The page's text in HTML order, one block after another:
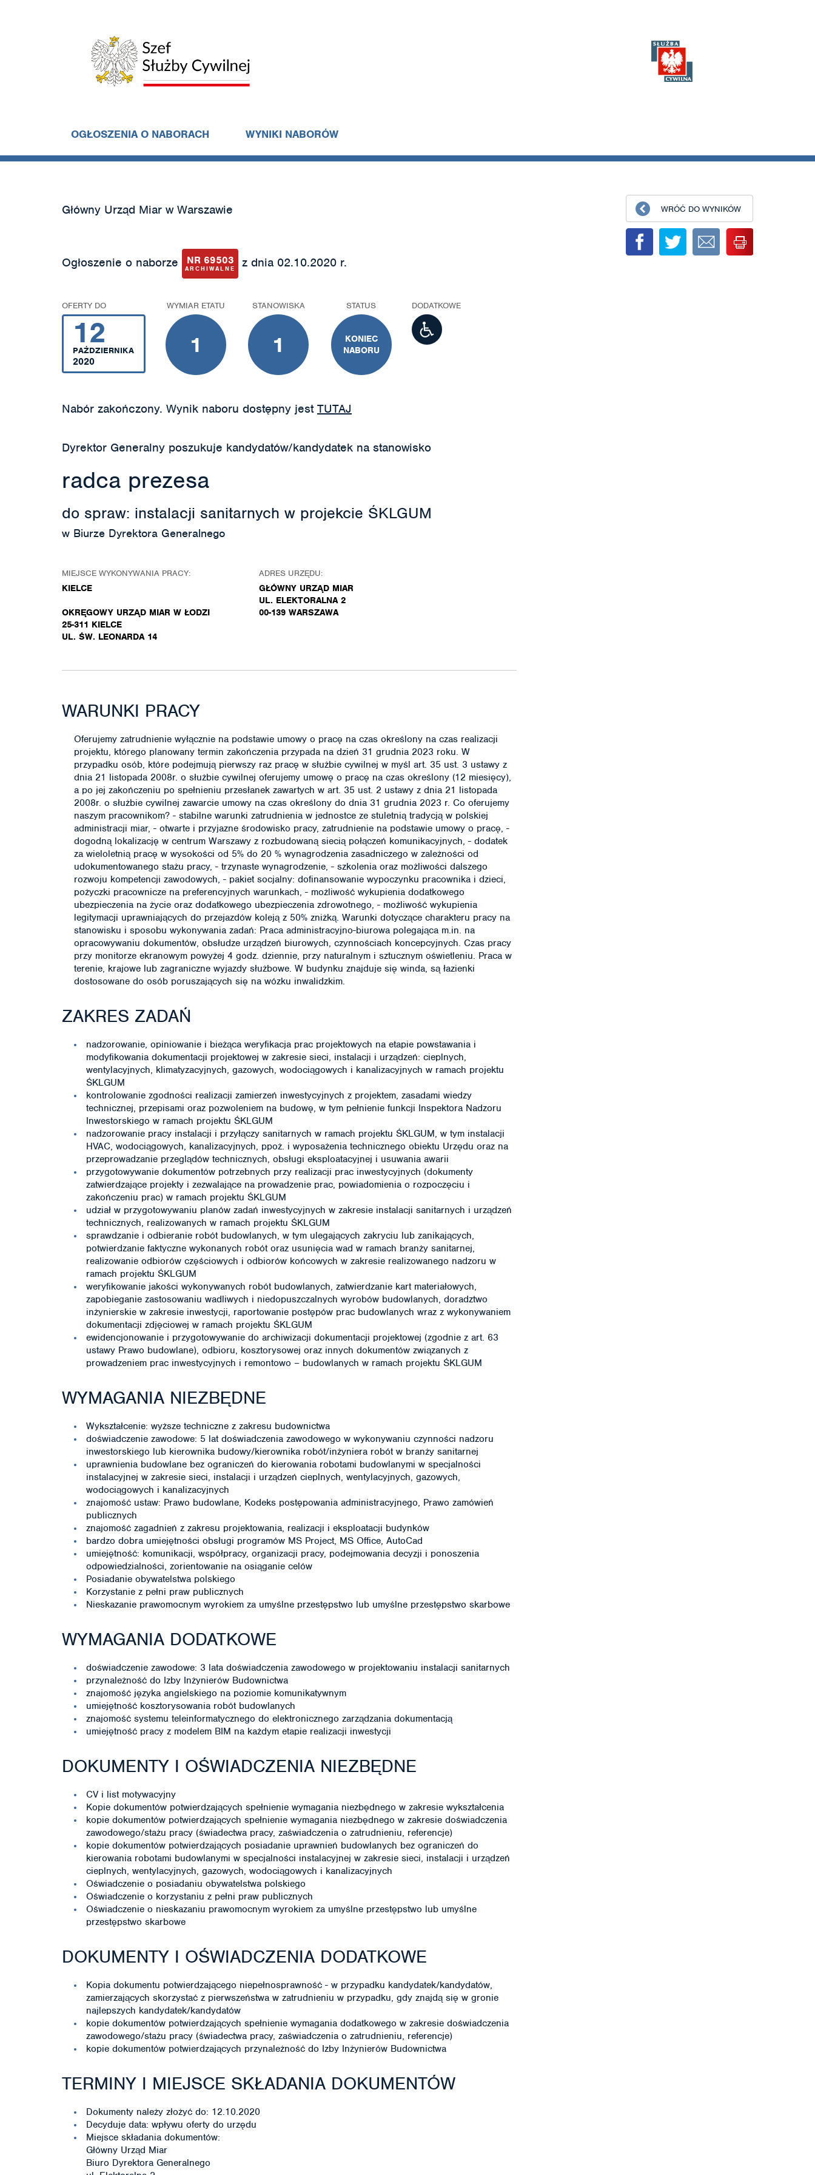
OGŁOSZENIA O NABORACH WYNIKI NABORÓW
Główny Urząd Miar w Warszawie
Ogłoszenie o naborze NR 69503
ARCHIWALNE z dnia 02.10.2020 r.
OFERTY DO
12
PAŹDZIERNIKA
2020
WYMIAR ETATU
1
STANOWISKA
1
STATUS
KONIEC
NABORU
DODATKOWE
Nabór zakończony. Wynik naboru dostępny jest TUTAJ
Dyrektor Generalny poszukuje kandydatów/kandydatek na stanowisko
radca prezesa
do spraw: instalacji sanitarnych w projekcie ŚKLGUM
w Biurze Dyrektora Generalnego
MIEJSCE WYKONYWANIA PRACY:
KIELCE
OKRĘGOWY URZĄD MIAR W ŁODZI
25-311 KIELCE
UL. ŚW. LEONARDA 14
ADRES URZĘDU:
GŁÓWNY URZĄD MIAR
UL. ELEKTORALNA 2
00-139 WARSZAWA
WARUNKI PRACY
Oferujemy zatrudnienie wyłącznie na podstawie umowy o pracę na czas określony na czas realizacji
projektu, którego planowany termin zakończenia przypada na dzień 31 grudnia 2023 roku. W
przypadku osób, które podejmują pierwszy raz pracę w służbie cywilnej w myśl art. 35 ust. 3 ustawy z
dnia 21 listopada 2008r. o służbie cywilnej oferujemy umowę o pracę na czas określony (12 miesięcy),
a po jej zakończeniu po spełnieniu przesłanek zawartych w art. 35 ust. 2 ustawy z dnia 21 listopada
2008r. o służbie cywilnej zawarcie umowy na czas określony do dnia 31 grudnia 2023 r. Co oferujemy
naszym pracownikom? - stabilne warunki zatrudnienia w jednostce ze stuletnią tradycją w polskiej
administracji miar, - otwarte i przyjazne środowisko pracy, zatrudnienie na podstawie umowy o pracę, -
dogodną lokalizację w centrum Warszawy z rozbudowaną siecią połączeń komunikacyjnych, - dodatek
za wieloletnią pracę w wysokości od 5% do 20 % wynagrodzenia zasadniczego w zależności od
udokumentowanego stażu pracy, - trzynaste wynagrodzenie, - szkolenia oraz możliwości dalszego
rozwoju kompetencji zawodowych, - pakiet socjalny: dofinansowanie wypoczynku pracownika i dzieci,
pożyczki pracownicze na preferencyjnych warunkach, - możliwość wykupienia dodatkowego
ubezpieczenia na życie oraz dodatkowego ubezpieczenia zdrowotnego, - możliwość wykupienia
legitymacji uprawniających do przejazdów koleją z 50% zniżką. Warunki dotyczące charakteru pracy na
stanowisku i sposobu wykonywania zadań: Praca administracyjno-biurowa polegająca m.in. na
opracowywaniu dokumentów, obsłudze urządzeń biurowych, czynnościach koncepcyjnych. Czas pracy
przy monitorze ekranowym powyżej 4 godz. dziennie, przy naturalnym i sztucznym oświetleniu. Praca w
terenie, krajowe lub zagraniczne wyjazdy służbowe. W budynku znajduje się winda, są łazienki
dostosowane do osób poruszających się na wózku inwalidzkim.
ZAKRES ZADAŃ
nadzorowanie, opiniowanie i bieżąca weryfikacja prac projektowych na etapie powstawania i
modyfikowania dokumentacji projektowej w zakresie sieci, instalacji i urządzeń: cieplnych,
wentylacyjnych, klimatyzacyjnych, gazowych, wodociągowych i kanalizacyjnych w ramach projektu
ŚKLGUM
kontrolowanie zgodności realizacji zamierzeń inwestycyjnych z projektem, zasadami wiedzy
technicznej, przepisami oraz pozwoleniem na budowę, w tym pełnienie funkcji Inspektora Nadzoru
Inwestorskiego w ramach projektu ŚKLGUM
nadzorowanie pracy instalacji i przyłączy sanitarnych w ramach projektu ŚKLGUM, w tym instalacji
HVAC, wodociągowych, kanalizacyjnych, ppoż. i wyposażenia technicznego obiektu Urzędu oraz na
przeprowadzanie przeglądów technicznych, obsługi eksploatacyjnej i usuwania awarii
przygotowywanie dokumentów potrzebnych przy realizacji prac inwestycyjnych (dokumenty
zatwierdzające projekty i zezwalające na prowadzenie prac, powiadomienia o rozpoczęciu i
zakończeniu prac) w ramach projektu ŚKLGUM
udział w przygotowywaniu planów zadań inwestycyjnych w zakresie instalacji sanitarnych i urządzeń
technicznych, realizowanych w ramach projektu ŚKLGUM
sprawdzanie i odbieranie robót budowlanych, w tym ulegających zakryciu lub zanikających,
potwierdzanie faktyczne wykonanych robót oraz usunięcia wad w ramach branży sanitarnej,
realizowanie odbiorów częściowych i odbiorów końcowych w zakresie realizowanego nadzoru w
ramach projektu ŚKLGUM
weryfikowanie jakości wykonywanych robót budowlanych, zatwierdzanie kart materiałowych,
zapobieganie zastosowaniu wadliwych i niedopuszczalnych wyrobów budowlanych, doradztwo
inżynierskie w zakresie inwestycji, raportowanie postępów prac budowlanych wraz z wykonywaniem
dokumentacji zdjęciowej w ramach projektu ŚKLGUM
ewidencjonowanie i przygotowywanie do archiwizacji dokumentacji projektowej (zgodnie z art. 63
ustawy Prawo budowlane), odbioru, kosztorysowej oraz innych dokumentów związanych z
prowadzeniem prac inwestycyjnych i remontowo – budowlanych w ramach projektu ŚKLGUM
WYMAGANIA NIEZBĘDNE
Wykształcenie: wyższe techniczne z zakresu budownictwa
doświadczenie zawodowe: 5 lat doświadczenia zawodowego w wykonywaniu czynności nadzoru
inwestorskiego lub kierownika budowy/kierownika robót/inżyniera robót w branży sanitarnej
uprawnienia budowlane bez ograniczeń do kierowania robotami budowlanymi w specjalności
instalacyjnej w zakresie sieci, instalacji i urządzeń cieplnych, wentylacyjnych, gazowych,
wodociągowych i kanalizacyjnych
znajomość ustaw: Prawo budowlane, Kodeks postępowania administracyjnego, Prawo zamówień
publicznych
znajomość zagadnień z zakresu projektowania, realizacji i eksploatacji budynków
bardzo dobra umiejętności obsługi programów MS Project, MS Office, AutoCad
umiejętność: komunikacji, współpracy, organizacji pracy, podejmowania decyzji i ponoszenia
odpowiedzialności, zorientowanie na osiąganie celów
Posiadanie obywatelstwa polskiego
Korzystanie z pełni praw publicznych
Nieskazanie prawomocnym wyrokiem za umyślne przestępstwo lub umyślne przestępstwo skarbowe
WYMAGANIA DODATKOWE
doświadczenie zawodowe: 3 lata doświadczenia zawodowego w projektowaniu instalacji sanitarnych
przynależność do Izby Inżynierów Budownictwa
znajomość języka angielskiego na poziomie komunikatywnym
umiejętność kosztorysowania robót budowlanych
znajomość systemu teleinformatycznego do elektronicznego zarządzania dokumentacją
umiejętność pracy z modelem BIM na każdym etapie realizacji inwestycji
DOKUMENTY I OŚWIADCZENIA NIEZBĘDNE
CV i list motywacyjny
Kopie dokumentów potwierdzających spełnienie wymagania niezbędnego w zakresie wykształcenia
kopie dokumentów potwierdzających spełnienie wymagania niezbędnego w zakresie doświadczenia
zawodowego/stażu pracy (świadectwa pracy, zaświadczenia o zatrudnieniu, referencje)
kopie dokumentów potwierdzających posiadanie uprawnień budowlanych bez ograniczeń do
kierowania robotami budowlanymi w specjalności instalacyjnej w zakresie sieci, instalacji i urządzeń
cieplnych, wentylacyjnych, gazowych, wodociągowych i kanalizacyjnych
Oświadczenie o posiadaniu obywatelstwa polskiego
Oświadczenie o korzystaniu z pełni praw publicznych
Oświadczenie o nieskazaniu prawomocnym wyrokiem za umyślne przestępstwo lub umyślne
przestępstwo skarbowe
DOKUMENTY I OŚWIADCZENIA DODATKOWE
Kopia dokumentu potwierdzającego niepełnosprawność - w przypadku kandydatek/kandydatów,
zamierzających skorzystać z pierwszeństwa w zatrudnieniu w przypadku, gdy znajdą się w gronie
najlepszych kandydatek/kandydatów
kopie dokumentów potwierdzających spełnienie wymagania dodatkowego w zakresie doświadczenia
zawodowego/stażu pracy (świadectwa pracy, zaświadczenia o zatrudnieniu, referencje)
kopie dokumentów potwierdzających przynależność do Izby Inżynierów Budownictwa
TERMINY I MIEJSCE SKŁADANIA DOKUMENTÓW
Dokumenty należy złożyć do: 12.10.2020
Decyduje data: wpływu oferty do urzędu
Miejsce składania dokumentów:
Główny Urząd Miar
Biuro Dyrektora Generalnego
WRÓĆ DO WYNIKÓW